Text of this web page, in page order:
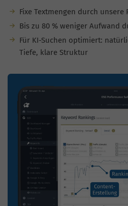
Fixe Textmengen durch
Bis zu 80 % weniger Aufwand
Für KI-Suchen optimiert:
Tiefe, klare Struktur